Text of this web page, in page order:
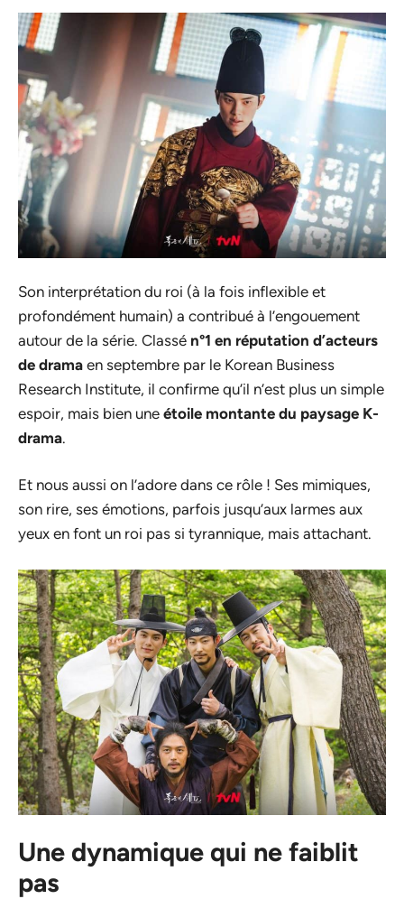
Son interprétation du roi (à la fois inflexible et
profondément humain) a contribué à l’engouement
autour de la série. Classé n°1 en réputation d’acteurs
de drama en septembre par le Korean Business
Research Institute, il confirme qu’il n’est plus un simple
espoir, mais bien une étoile montante du paysage K-
drama.
Et nous aussi on l’adore dans ce rôle ! Ses mimiques,
son rire, ses émotions, parfois jusqu’aux larmes aux
yeux en font un roi pas si tyrannique, mais attachant.
Une dynamique qui ne faiblit
pas